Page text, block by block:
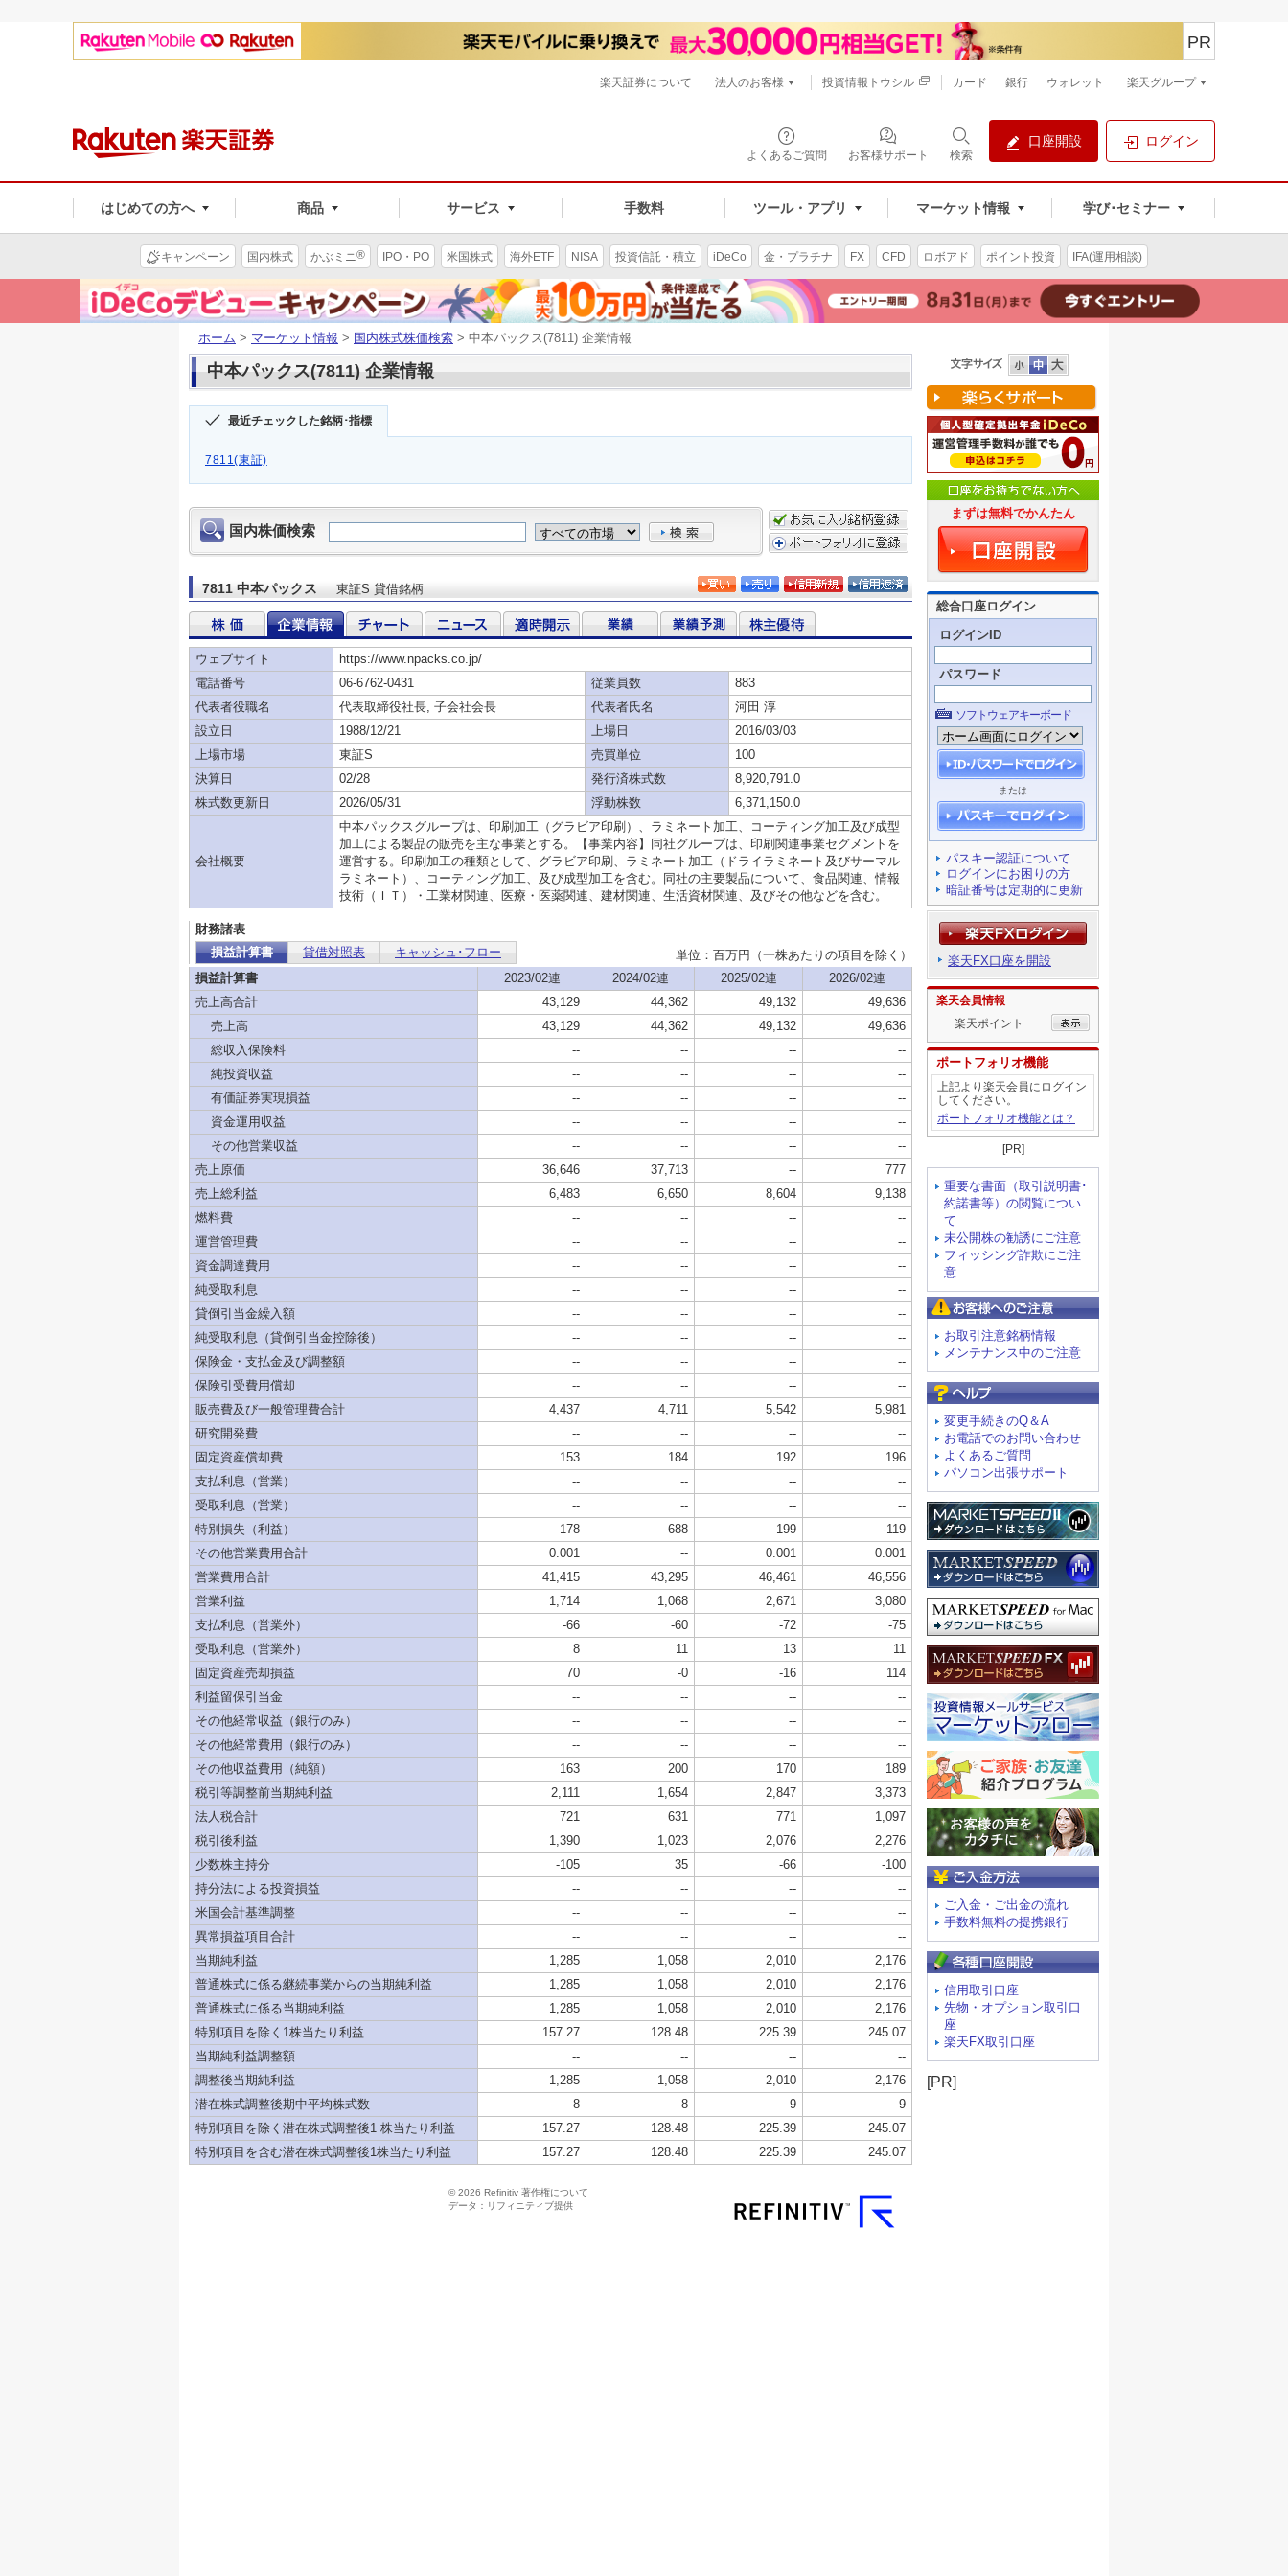
よくあるご質問 お客様サポート 検索
口座開設 ログイン
はじめての方へ 商品 サービス 手数料 ツール・アプリ マーケット情報 学び･セミナー
PR
楽天証券について 法人のお客様 投資情報トウシル カード 銀行 ウォレット 楽天グループ
キャンペーン 国内株式 かぶミニ® IPO・PO 米国株式 海外ETF NISA 投資信託・積立 iDeCo 金・プラチナ FX CFD ロボアド ポイント投資 IFA(運用相談)
ホーム > マーケット情報 > 国内株式株価検索 > 中本パックス(7811) 企業情報
中本パックス(7811) 企業情報
最近チェックした銘柄･指標
7811(東証)
まずは無料でかんたん
総合口座ログイン
ログインID
パスワード
ソフトウェアキーボード
または
パスキー認証について
ログインにお困りの方
暗証番号は定期的に更新
楽天FX口座を開設
楽天会員情報
楽天ポイント
ポートフォリオ機能
上記より楽天会員にログイン
してください。
ポートフォリオ機能とは？
[PR]
重要な書面（取引説明書･
約諾書等）の閲覧につい
て
未公開株の勧誘にご注意
フィッシング詐欺にご注
意
お取引注意銘柄情報
メンテナンス中のご注意
変更手続きのQ＆A
お電話でのお問い合わせ
よくあるご質問
パソコン出張サポート
ご入金・ご出金の流れ
手数料無料の提携銀行
信用取引口座
先物・オプション取引口
座
楽天FX取引口座
[PR]